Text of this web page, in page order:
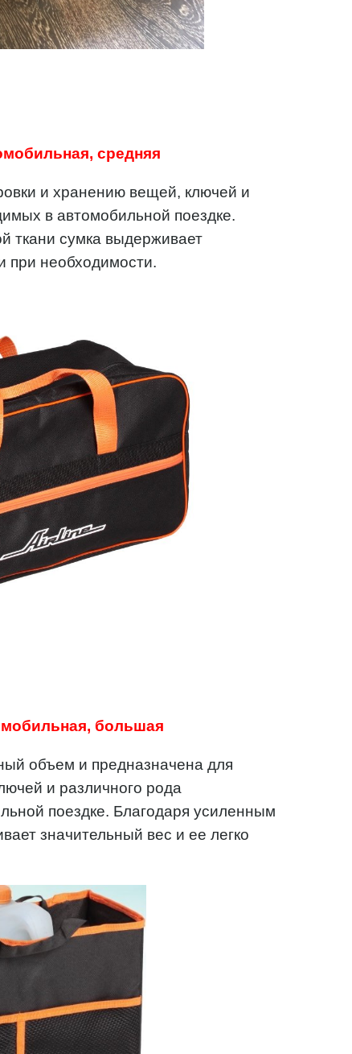
средняя
и хранению вещей, ключей и
в автомобильной поездке.
ткани сумка выдерживает
при необходимости.
большая
объем и предназначена для
и различного рода
поездке. Благодаря усиленным
значительный вес и ее легко